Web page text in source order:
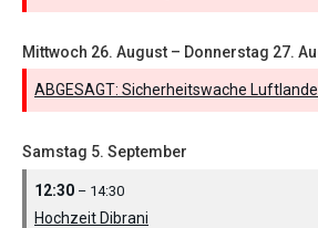
Mittwoch 26. August – Donnerstag 27.
ABGESAGT: Sicherheitswache
Samstag 5. September
12:30 – 14:30
Hochzeit Dibrani